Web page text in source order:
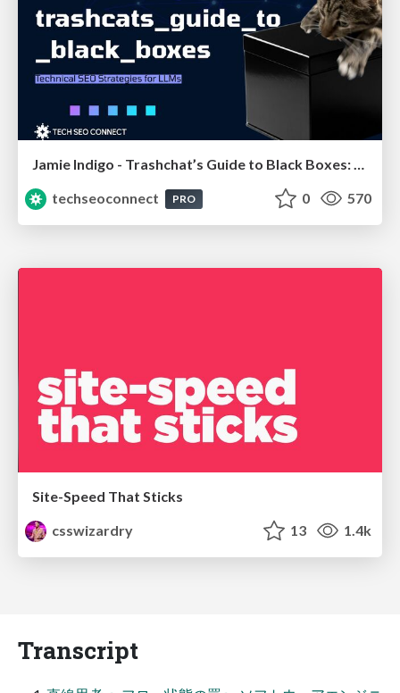
Jamie Indigo - Trashchat’s Guide to Black Boxes: Technical SEO Tactics for LLMs
techseoconnect
PRO 0 570
Site-Speed That Sticks
csswizardry
13 1.4k
Transcript